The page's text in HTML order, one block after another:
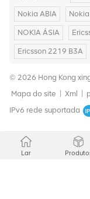
Nokia ABIA Nokia
NOKIA ÁSIA
Ericsson 2219 B3A
© 2026 Hong Kong
Mapa do site
Xml
IPv6 rede suportada
Lar